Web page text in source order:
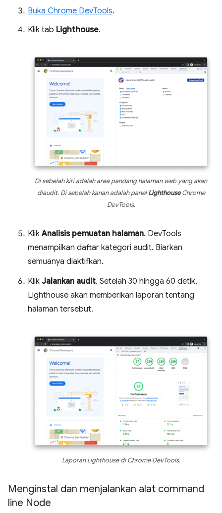
Buka Chrome DevTools.
Klik tab Lighthouse.
Di sebelah kiri adalah area pandang halaman web yang akan
diaudit. Di sebelah kanan adalah panelLighthouseChrome
DevTools.
KlikAnalisis pemuatan halaman. DevTools
menampilkan daftar kategori audit. Biarkan
semuanya diaktifkan.
Klik Jalankan audit. Setelah 30 hingga 60 detik,
Lighthouse akan memberikan laporan tentang
halaman tersebut.
Laporan Lighthouse di Chrome DevTools.
Menginstal dan menjalankan alat command
line Node